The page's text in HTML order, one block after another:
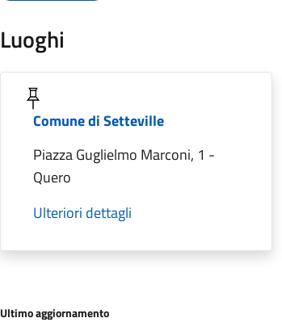
Luoghi
Comune di Setteville
Piazza Guglielmo Marconi, 1 -
Quero
Ulteriori dettagli
Ultimo aggiornamento